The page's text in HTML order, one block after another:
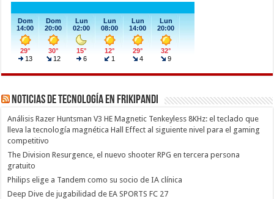
Noticias de Tecnología en Frikipandi
Análisis Razer Huntsman V3 HE Magnetic Tenkeyless 8KHz: el teclado que
lleva la tecnología magnética Hall Effect al siguiente nivel para el gaming
competitivo
The Division Resurgence, el nuevo shooter RPG en tercera persona
gratuito
Philips elige a Tandem como su socio de IA clínica
Deep Dive de jugabilidad de EA SPORTS FC 27